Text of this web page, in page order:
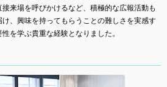
来場を呼びかけるなど、積極的な広報活動も
、興味を持ってもらうことの難しさを実感す
を学ぶ貴重な経験となりました。